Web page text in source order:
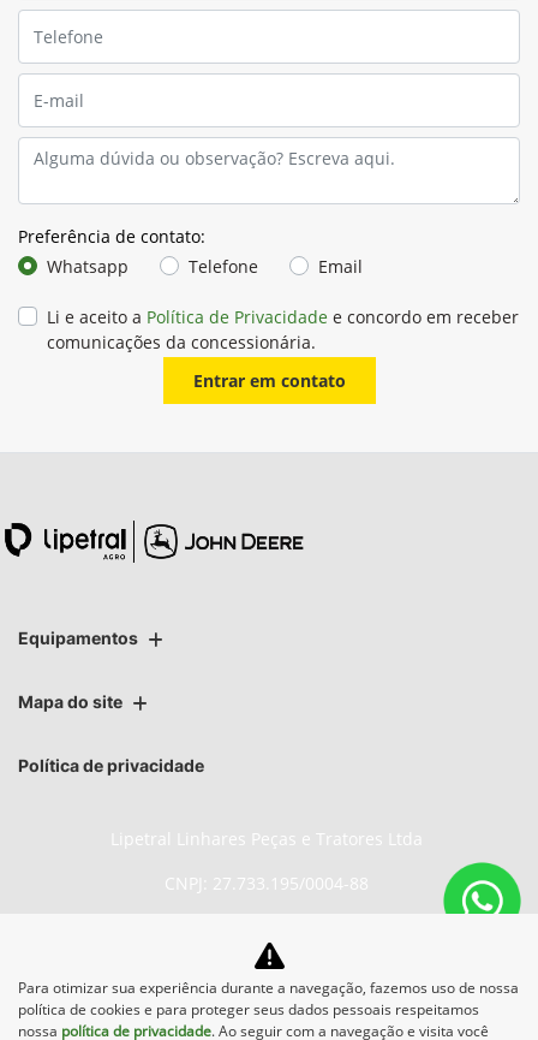
Preferência de contato:
Whatsapp
Telefone Email
Li e aceito a Política de Privacidade e concordo em receber
comunicações da concessionária.
Entrar em contato
Equipamentos
Mapa do site
Política de privacidade
Lipetral Linhares Peças e Tratores Ltda
CNPJ: 27.733.195/0004-88
No trânsito, enxergar o outro
salva vidas.
Para otimizar sua experiência durante a navegação, fazemos uso de nossa
política de cookies e para proteger seus dados pessoais respeitamos
nossa política de privacidade. Ao seguir com a navegação e visita você